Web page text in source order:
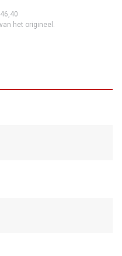
het origineel.